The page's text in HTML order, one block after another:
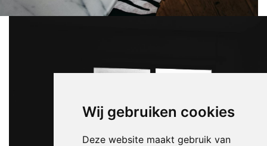
Wij gebruiken cookies
Deze website maakt gebruik van